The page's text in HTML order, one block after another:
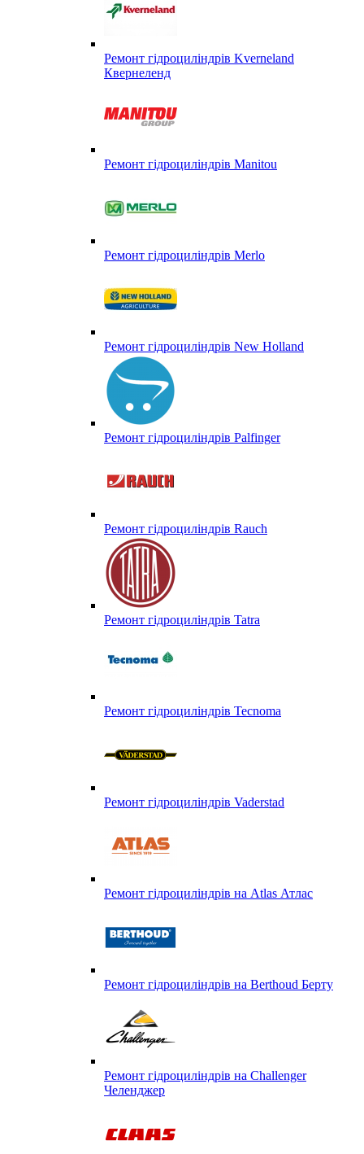
Ремонт гідроциліндрів Kverneland
Квернеленд
Ремонт гідроциліндрів Manitou
Ремонт гідроциліндрів Merlo
Ремонт гідроциліндрів New Holland
Ремонт гідроциліндрів Palfinger
Ремонт гідроциліндрів Rauch
Ремонт гідроциліндрів Tatra
Ремонт гідроциліндрів Tecnoma
Ремонт гідроциліндрів Vaderstad
Ремонт гідроциліндрів на Atlas Атлас
Ремонт гідроциліндрів на Berthoud Берту
Ремонт гідроциліндрів на Challenger
Челенджер